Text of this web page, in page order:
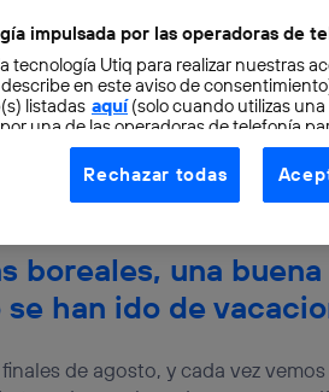
ha llegado y con él nuestras
disfrutar y, sobre todo,
boreales, una
se han ido de
de agosto, y cada vez
impulsada por las operadoras de
tecnología Utiq para realizar nuestras
en este aviso de
listadas aquí(solo cuando utilizas una
una de las operadoras de telefonía
web).
la privacidad como prioridad
de la cuenta de cliente de
ej., número de teléfono móvil).
de internet, por lo que cualquier
de la tecnología recibirá el mismo
Rechazar todas